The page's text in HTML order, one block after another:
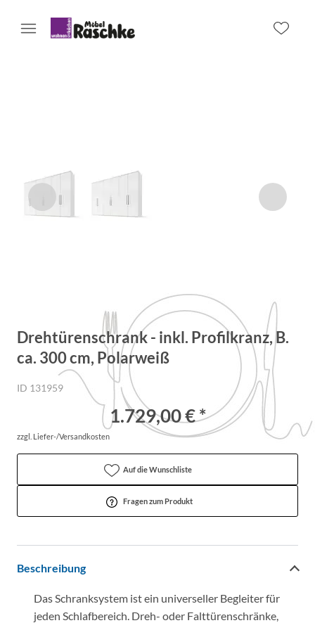
Drehtürenschrank - inkl. Profilkranz, B.
ca. 300 cm, Polarweiß
ID 131959
1.729,00 € *
zzgl. Liefer-/Versandkosten
Auf die Wunschliste
Fragen zum Produkt
Beschreibung
Das Schranksystem ist ein universeller Begleiter für
jeden Schlafbereich. Dreh- oder Falttürenschränke,